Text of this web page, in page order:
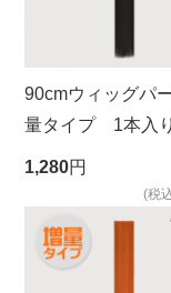
90cmウィッグパ
量タイプ 1本入
ーブラウン 4
1,280円
(税